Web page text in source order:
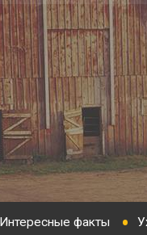
Интересные факты